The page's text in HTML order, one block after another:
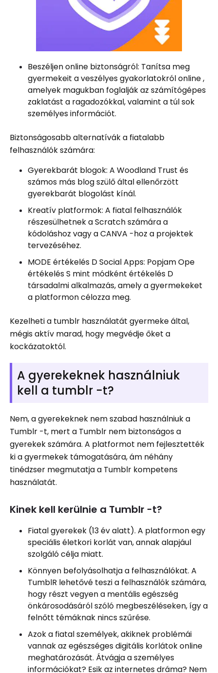
Beszéljen online biztonságról: Tanítsa meg
gyermekeit a veszélyes gyakorlatokról online ,
amelyek magukban foglalják az számítógépes
zaklatást a ragadozókkal, valamint a túl sok
személyes információt.
Biztonságosabb alternatívák a fiatalabb
felhasználók számára:
Gyerekbarát blogok: A Woodland Trust és
számos más blog szülő által ellenőrzött
gyerekbarát blogolást kínál.
Kreatív platformok: A fiatal felhasználók
részesülhetnek a Scratch számára a
kódoláshoz vagy a CANVA -hoz a projektek
tervezéséhez.
MODE értékelés D Social Apps: Popjam Ope
értékelés S mint módként értékelés D
társadalmi alkalmazás, amely a gyermekeket
a platformon célozza meg.
Kezelheti a tumblr használatát gyermeke által,
mégis aktív marad, hogy megvédje őket a
kockázatoktól.
A gyerekeknek használniuk
kell a tumblr -t?
Nem, a gyerekeknek nem szabad használniuk a
Tumblr -t, mert a Tumblr nem biztonságos a
gyerekek számára. A platformot nem fejlesztették
ki a gyermekek támogatására, ám néhány
tinédzser megmutatja a Tumblr kompetens
használatát.
Kinek kell kerülnie a Tumblr -t?
Fiatal gyerekek (13 év alatt). A platformon egy
speciális életkori korlát van, annak alapjául
szolgáló célja miatt.
Könnyen befolyásolhatja a felhasználókat. A
TumblR lehetővé teszi a felhasználók számára,
hogy részt vegyen a mentális egészség
önkárosodásáról szóló megbeszéléseken, így a
felnőtt témáknak nincs szűrése.
Azok a fiatal személyek, akiknek problémái
vannak az egészséges digitális korlátok online
meghatározását. Átvágja a személyes
információkat? Esik az internetes dráma? Nem